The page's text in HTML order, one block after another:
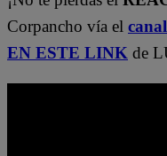
Corpancho vía el
EN ESTE LINK de